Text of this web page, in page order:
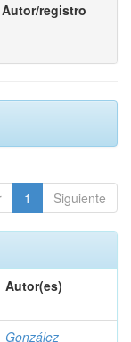
Autor/registro
1 Siguiente
Autor(es)
González